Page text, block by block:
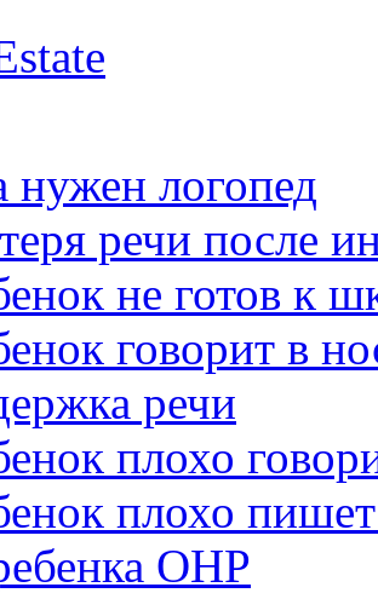
нужен логопед
речи после
не готов к
говорит в
речи
плохо
плохо
ОНР